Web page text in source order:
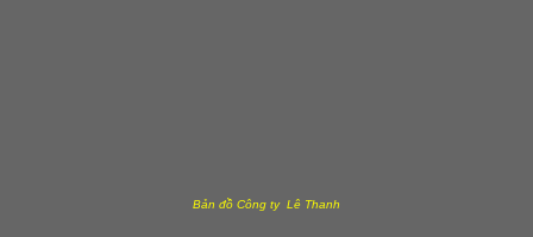
Bản đồ Công ty Lê Thanh